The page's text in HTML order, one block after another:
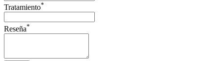
Tratamiento*
Reseña*